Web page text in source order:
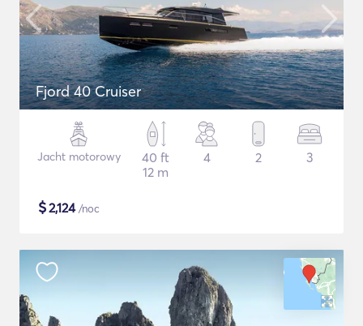
Fjord 40 Cruiser
Jacht motorowy
40 ft
12 m
4 2 3
$2,124/noc